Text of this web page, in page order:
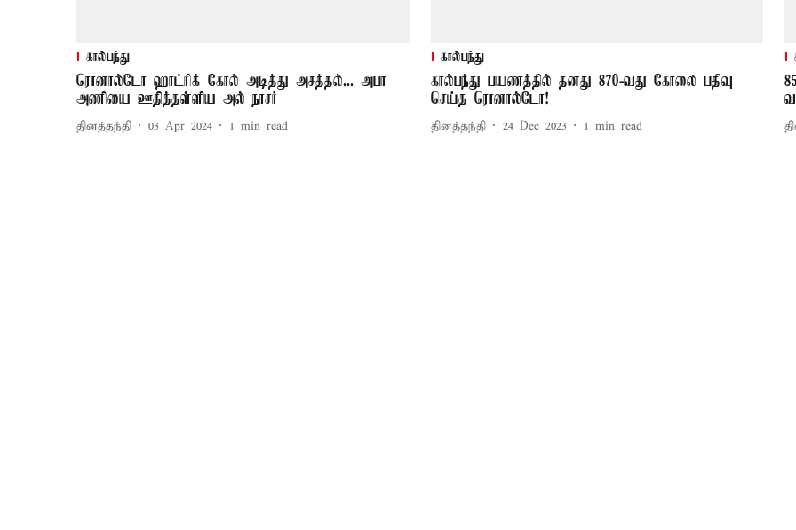
கால்பந்து
ரொனால்டோ ஹாட்ரிக் கோல் அடித்து அசத்தல்... அபா
அணியை ஊதித்தள்ளிய அல் நாசர்
தினத்தந்தி 03 Apr 2024 1 min read
கால்பந்து
கால்பந்து பயணத்தில் தனது 870-வது கோலை பதிவு
செய்த ரொனால்டோ!
தினத்தந்தி 24 Dec 2023 1 min read